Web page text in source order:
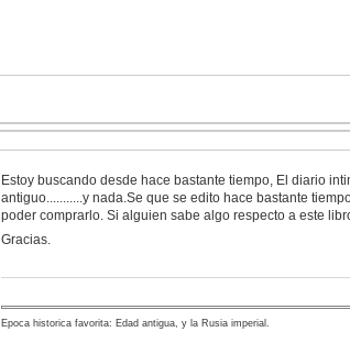
Estoy buscando desde hace bastante tiempo, El diario
antiguo...........y nada.Se que se edito hace bastante
poder comprarlo. Si alguien sabe algo respecto a este
Gracias.
Epoca historica favorita: Edad antigua, y la Rusia imperial.